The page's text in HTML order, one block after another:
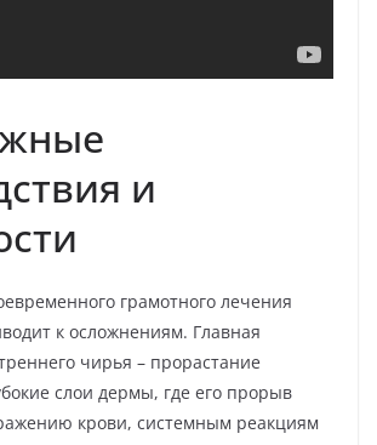
и
грамотного лечения
к осложнениям. Главная
чирья – прорастание
слои дермы, где его прорыв
крови, системным реакциям